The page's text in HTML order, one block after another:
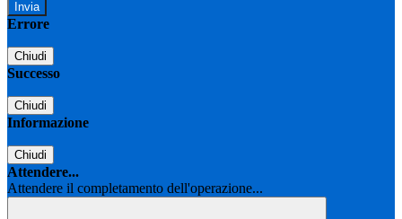
Errore
Chiudi
Successo
Chiudi
Informazione
Chiudi
Attendere...
Attendere il completamento dell'operazione...